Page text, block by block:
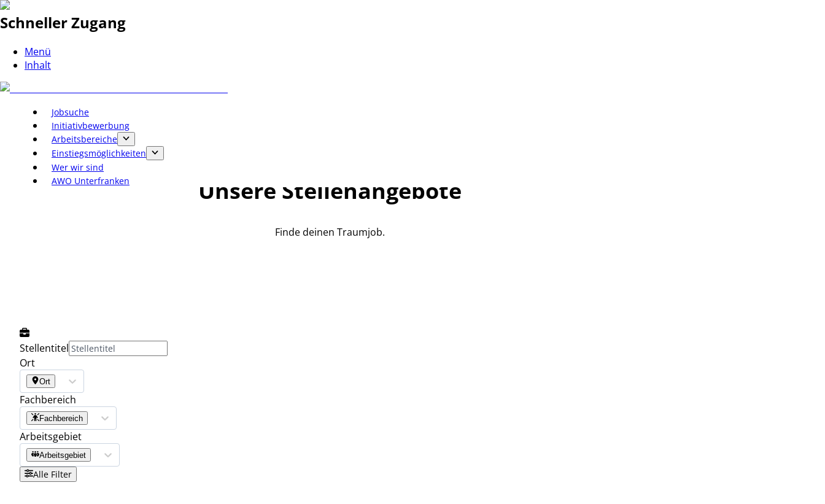
Schneller Zugang
Menü
Inhalt
Jobsuche
Initiativbewerbung
Arbeitsbereiche
Einstiegsmöglichkeiten
Wer wir sind
AWO Unterfranken
Unsere Stellenangebote
Finde deinen Traumjob.
Stellentitel
Ort
Ort
Fachbereich
Fachbereich
Arbeitsgebiet
Arbeitsgebiet
Alle Filter